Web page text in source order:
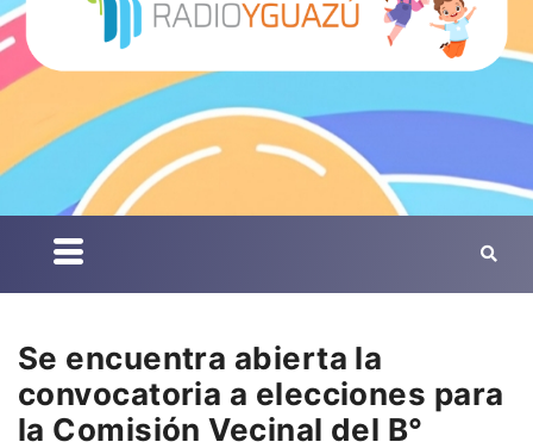
Se encuentra abierta la
convocatoria a elecciones para
la Comisión Vecinal del B°